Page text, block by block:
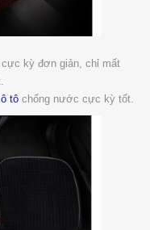
kỳ đơn giản, chỉ mất
tôchống nước cực kỳ tốt.